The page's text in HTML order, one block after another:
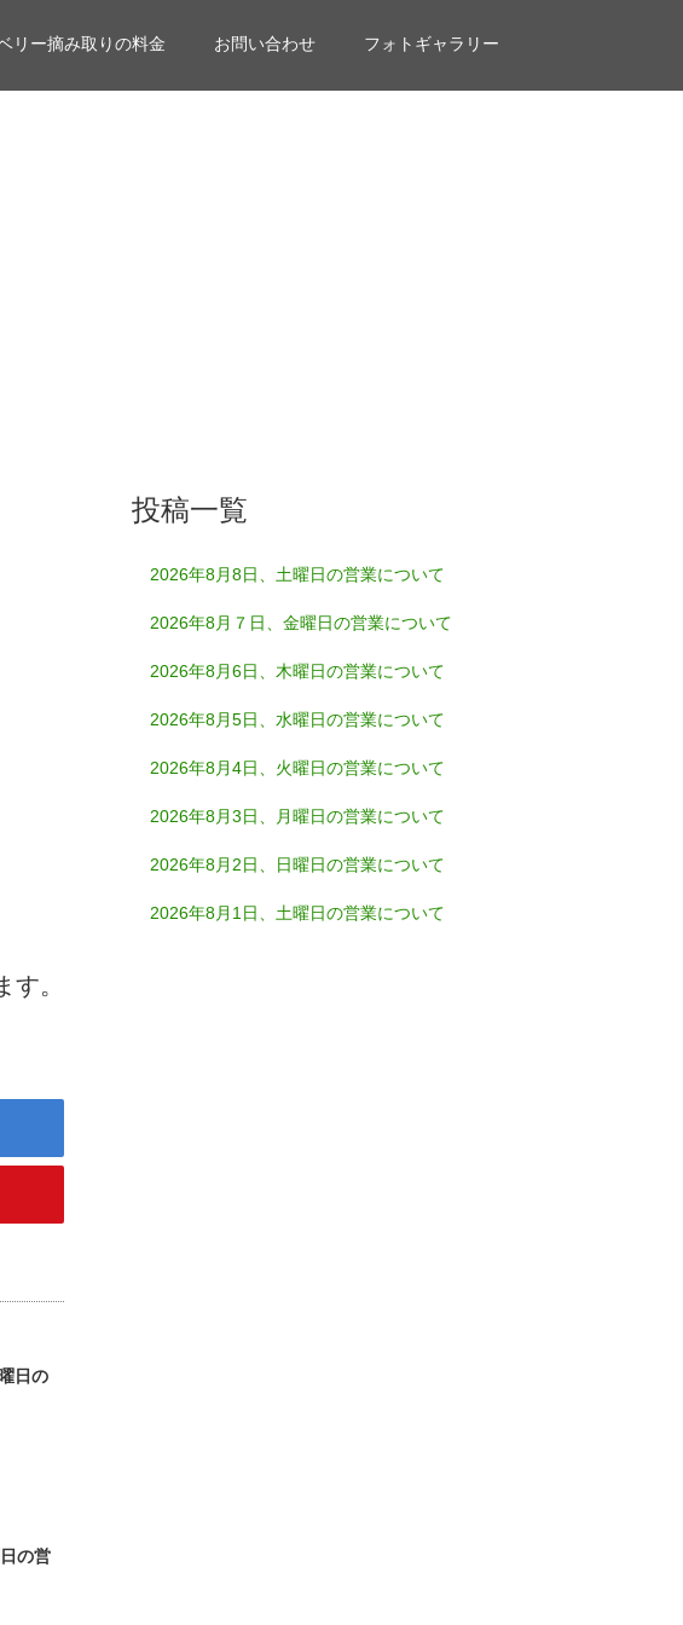
リー摘み取りの料金 お問い合わせ フォトギャラリー
。
日の
の営
投稿一覧
2026年8月8日、土曜日の営業について
2026年8月７日、金曜日の営業について
2026年8月6日、木曜日の営業について
2026年8月5日、水曜日の営業について
2026年8月4日、火曜日の営業について
2026年8月3日、月曜日の営業について
2026年8月2日、日曜日の営業について
2026年8月1日、土曜日の営業について